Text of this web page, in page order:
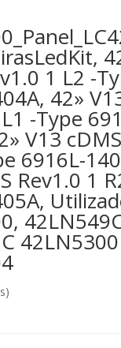
1 L2 -
42»
-Type
V13
6916L-
Rev1.0 1
42LN5300